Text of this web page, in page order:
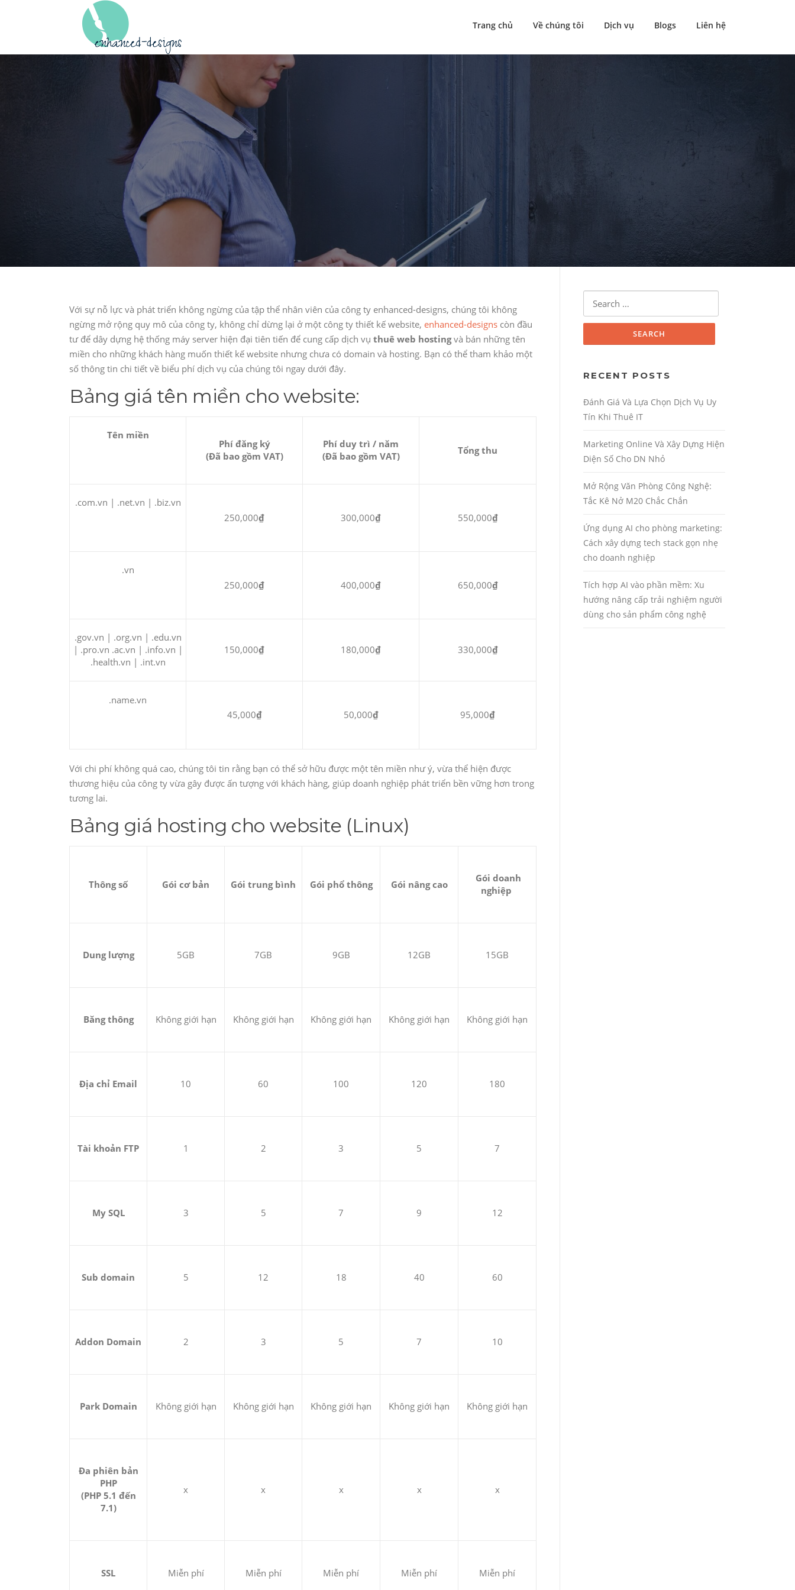
Trang chủ Về chúng tôi Dịch vụ Blogs Liên hệ
Với sự nỗ lực và phát triển không ngừng của tập thể nhân viên của công ty enhanced-designs, chúng tôi không
ngừng mở rộng quy mô của công ty, không chỉ dừng lại ở một công ty thiết kế website, enhanced-designs còn đầu
tư để dây dựng hệ thống máy server hiện đại tiên tiến để cung cấp dịch vụ thuê web hostingvà bán những tên
miền cho những khách hàng muốn thiết kế website nhưng chưa có domain và hosting. Bạn có thể tham khảo một
số thông tin chi tiết về biểu phí dịch vụ của chúng tôi ngay dưới đây.
Bảng giá tên miền cho website:
Tên miền
Phí đăng ký
(Đã bao gồm VAT)
Phí duy trì / năm
(Đã bao gồm VAT)
Tổng thu
.com.vn | .net.vn | .biz.vn
250,000₫ 300,000₫ 550,000₫
.vn
250,000₫ 400,000₫ 650,000₫
.gov.vn | .org.vn | .edu.vn
| .pro.vn .ac.vn | .info.vn |
.health.vn | .int.vn
150,000₫ 180,000₫ 330,000₫
.name.vn
45,000₫ 50,000₫ 95,000₫
Với chi phí không quá cao, chúng tôi tin rằng bạn có thể sở hữu được một tên miền như ý, vừa thể hiện được
thương hiệu của công ty vừa gây được ấn tượng với khách hàng, giúp doanh nghiệp phát triển bền vững hơn trong
tương lai.
Bảng giá hosting cho website (Linux)
Thông số Gói cơ bản Gói trung bình Gói phổ thông Gói nâng cao
Gói doanh
nghiệp
Dung lượng 5GB 7GB 9GB 12GB 15GB
Băng thông Không giới hạn Không giới hạn Không giới hạn Không giới hạn Không giới hạn
Địa chỉ Email 10 60 100 120 180
Tài khoản FTP 1 2 3 5 7
My SQL 3 5 7 9 12
Sub domain 5 12 18 40 60
Addon Domain 2 3 5 7 10
Park Domain Không giới hạn Không giới hạn Không giới hạn Không giới hạn Không giới hạn
Đa phiên bản
PHP
(PHP 5.1 đến
7.1)
x x x x x
SSL Miễn phí Miễn phí Miễn phí Miễn phí Miễn phí
Search for:
RECENT POSTS
Đánh Giá Và Lựa Chọn Dịch Vụ Uy
Tín Khi Thuê IT
Marketing Online Và Xây Dựng Hiện
Diện Số Cho DN Nhỏ
Mở Rộng Văn Phòng Công Nghệ:
Tắc Kê Nở M20 Chắc Chắn
Ứng dụng AI cho phòng marketing:
Cách xây dựng tech stack gọn nhẹ
cho doanh nghiệp
Tích hợp AI vào phần mềm: Xu
hướng nâng cấp trải nghiệm người
dùng cho sản phẩm công nghệ